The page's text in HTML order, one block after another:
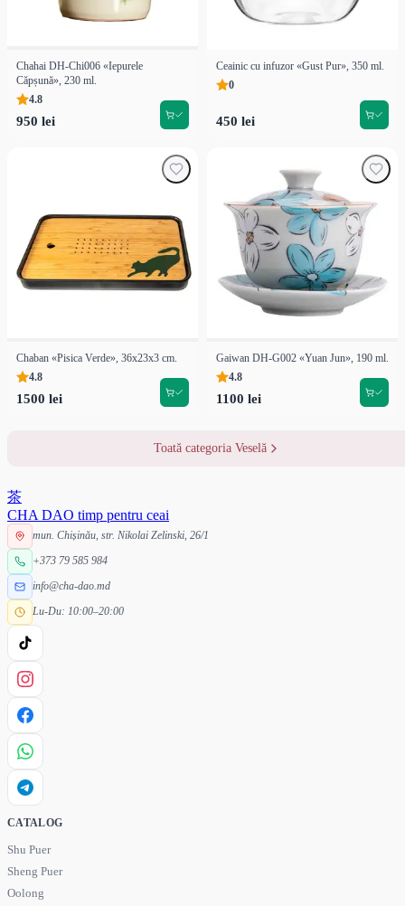
Chahai DH-Chi006 «Iepurele
Căpșună», 230 ml.
4.8
950 lei
Ceainic cu infuzor «Gust Pur», 350 ml.
0
450 lei
Chaban «Pisica Verde», 36x23x3 cm.
4.8
1500 lei
Gaiwan DH-G002 «Yuan Jun», 190 ml.
4.8
1100 lei
Toată categoria Veselă
茶
CHA DAO timp pentru ceai
mun. Chișinău, str. Nikolai Zelinski, 26/1
+373 79 585 984
info@cha-dao.md
Lu-Du: 10:00–20:00
CATALOG
Shu Puer
Sheng Puer
Oolong